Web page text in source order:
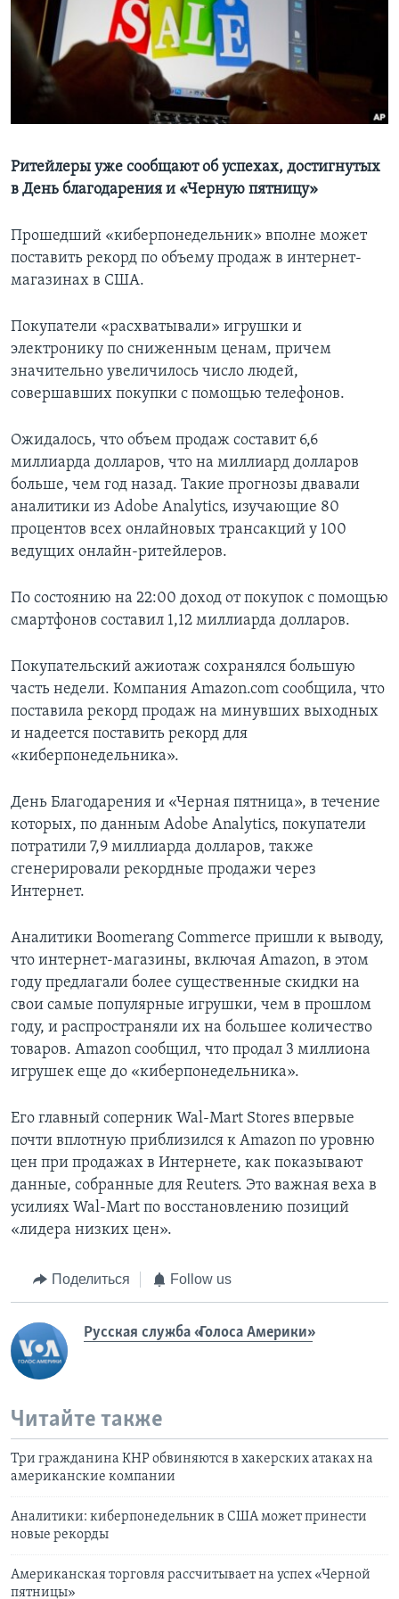
Learning English
СОЦИАЛЬНЫЕ СЕТИ
Языки
Ритейлеры уже сообщают об успехах, достигнутых
в День благодарения и «Черную пятницу»
Прошедший «киберпонедельник» вполне может
поставить рекорд по объему продаж в интернет-
магазинах в США.
Покупатели «расхватывали» игрушки и
электронику по сниженным ценам, причем
значительно увеличилось число людей,
совершавших покупки с помощью телефонов.
Ожидалось, что объем продаж составит 6,6
миллиарда долларов, что на миллиард долларов
больше, чем год назад. Такие прогнозы двавали
аналитики из Adobe Analytics, изучающие 80
процентов всех онлайновых трансакций у 100
ведущих онлайн-ритейлеров.
По состоянию на 22:00 доход от покупок с помощью
смартфонов составил 1,12 миллиарда долларов.
Покупательский ажиотаж сохранялся большую
часть недели. Компания Amazon.com сообщила, что
поставила рекорд продаж на минувших выходных
и надеется поставить рекорд для
«киберпонедельника».
День Благодарения и «Черная пятница», в течение
которых, по данным Adobe Analytics, покупатели
потратили 7,9 миллиарда долларов, также
сгенерировали рекордные продажи через
Интернет.
Аналитики Boomerang Commerce пришли к выводу,
что интернет-магазины, включая Amazon, в этом
году предлагали более существенные скидки на
свои самые популярные игрушки, чем в прошлом
году, и распространяли их на большее количество
товаров. Amazon сообщил, что продал 3 миллиона
игрушек еще до «киберпонедельника».
Его главный соперник Wal-Mart Stores впервые
почти вплотную приблизился к Amazon по уровню
цен при продажах в Интернете, как показывают
данные, собранные для Reuters. Это важная веха в
усилиях Wal-Mart по восстановлению позиций
«лидера низких цен».
Поделиться Follow us
Русская служба «Голоса Америки»
Читайте также
Три гражданина КНР обвиняются в хакерских атаках на
американские компании
Аналитики: киберпонедельник в США может принести
новые рекорды
Американская торговля рассчитывает на успех «Черной
пятницы»